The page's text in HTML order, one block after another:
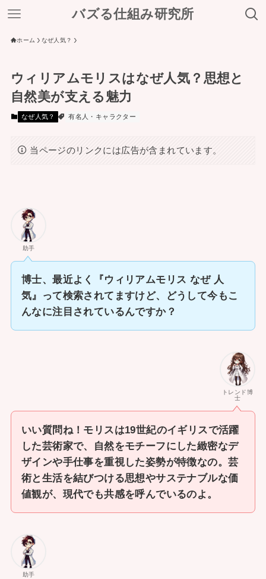
バズる仕組み研究所
ホーム なぜ人気？
ウィリアムモリスはなぜ人気？思想と
自然美が支える魅力
なぜ人気？ 有名人・キャラクター
当ページのリンクには広告が含まれています。
助手
博士、最近よく『ウィリアムモリス なぜ 人
気』って検索されてますけど、どうして今もこ
んなに注目されているんですか？
トレンド博
士
いい質問ね！モリスは19世紀のイギリスで活躍
した芸術家で、自然をモチーフにした緻密なデ
ザインや手仕事を重視した姿勢が特徴なの。芸
術と生活を結びつける思想やサステナブルな価
値観が、現代でも共感を呼んでいるのよ。
助手